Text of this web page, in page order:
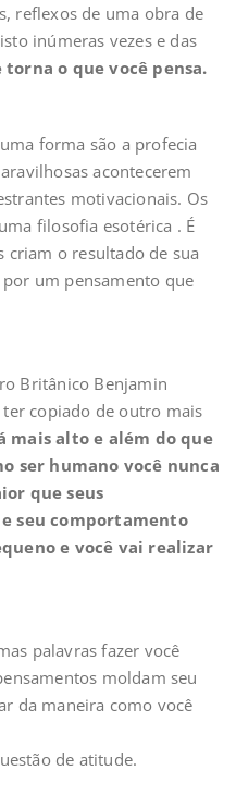
reflexos de uma obra de
inúmeras vezes e das
torna o que você pensa.
forma são a profecia
acontecerem
motivacionais. Os
filosofia esotérica . É
criam o resultado de sua
um pensamento que
Britânico Benjamin
copiado de outro mais
mais alto e além do que
ser humano você nunca
que seus
seu comportamento
e você vai realizar
palavras fazer você
moldam seu
da maneira como você
de atitude.